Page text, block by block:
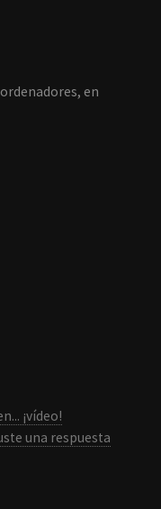
en
¡vídeo!
una respuesta